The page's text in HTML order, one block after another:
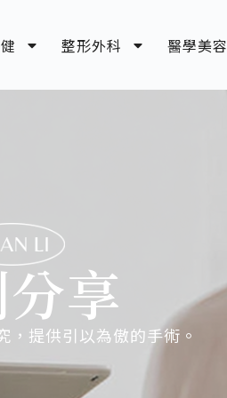
整形外科 醫學美容
享
，提供引以為傲的手術。